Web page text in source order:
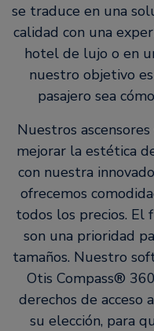
se traduce en una
calidad con una
hotel de lujo o en
nuestro objetivo
pasajero sea
Nuestros
mejorar la estética
con nuestra
ofrecemos
todos los precios. El
son una prioridad
tamaños. Nuestro
Otis Compass®
derechos de acceso
su elección, para